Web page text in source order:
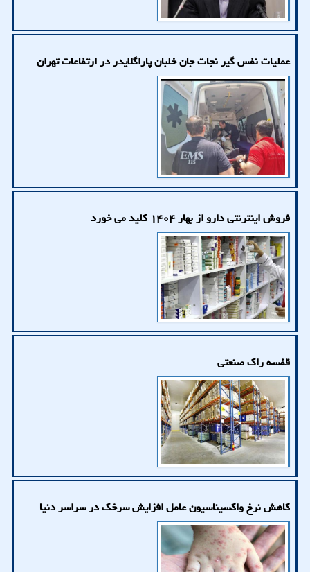
عملیات نفس گیر نجات جان خلبان پاراگلایدر در ارتفاعات تهران
فروش اینترنتی دارو از بهار ۱۴۰۴ کلید می خورد
قفسه راک صنعتی
کاهش نرخ واکسیناسیون عامل افزایش سرخک در سراسر دنیا